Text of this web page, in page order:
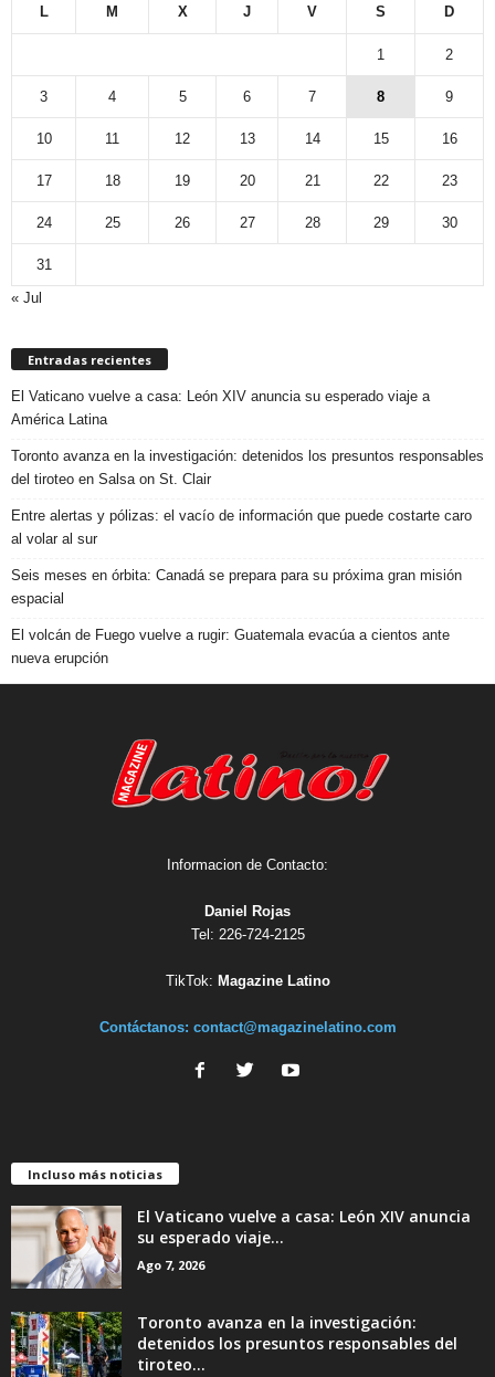
L M X J V S D
1 2
3 4 5 6 7 8 9
10 11 12 13 14 15 16
17 18 19 20 21 22 23
24 25 26 27 28 29 30
31
« Jul
Entradas recientes
El Vaticano vuelve a casa: León XIV anuncia su esperado viaje a
América Latina
Toronto avanza en la investigación: detenidos los presuntos responsables
del tiroteo en Salsa on St. Clair
Entre alertas y pólizas: el vacío de información que puede costarte caro
al volar al sur
Seis meses en órbita: Canadá se prepara para su próxima gran misión
espacial
El volcán de Fuego vuelve a rugir: Guatemala evacúa a cientos ante
nueva erupción
Informacion de Contacto:
Daniel Rojas
Tel: 226-724-2125
TikTok: Magazine Latino
Contáctanos: contact@magazinelatino.com
Incluso más noticias
El Vaticano vuelve a casa: León XIV anuncia
su esperado viaje...
Ago 7, 2026
Toronto avanza en la investigación:
detenidos los presuntos responsables del
tiroteo...